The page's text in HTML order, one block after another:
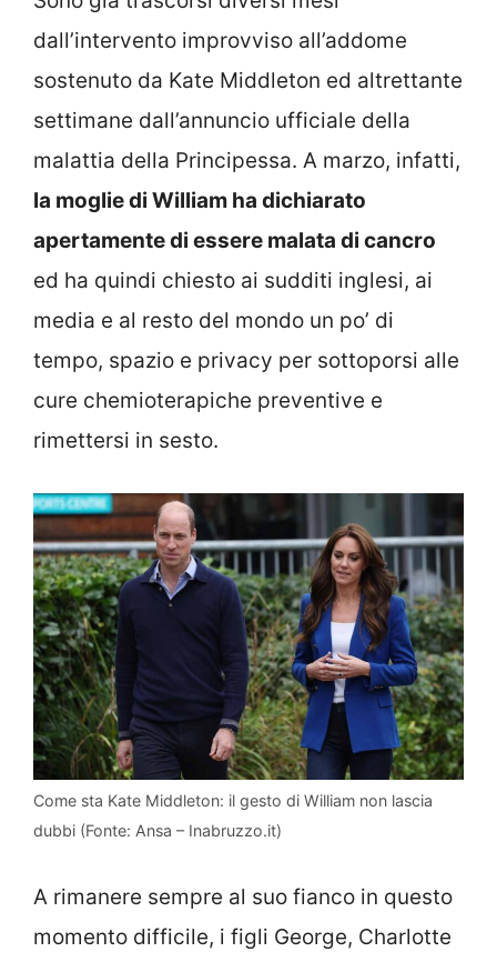
dall’intervento improvviso all’addome
sostenuto da Kate Middleton ed altrettante
settimane dall’annuncio ufficiale della
malattia della Principessa. A marzo, infatti,
la moglie di William ha dichiarato
apertamente di essere malata di cancro
ed ha quindi chiesto ai sudditi inglesi, ai
media e al resto del mondo un po’ di
tempo, spazio e privacy per sottoporsi alle
cure chemioterapiche preventive e
rimettersi in sesto.
Come sta Kate Middleton: il gesto di William non lascia
dubbi (Fonte: Ansa – Inabruzzo.it)
A rimanere sempre al suo fianco in questo
momento difficile, i figli George, Charlotte